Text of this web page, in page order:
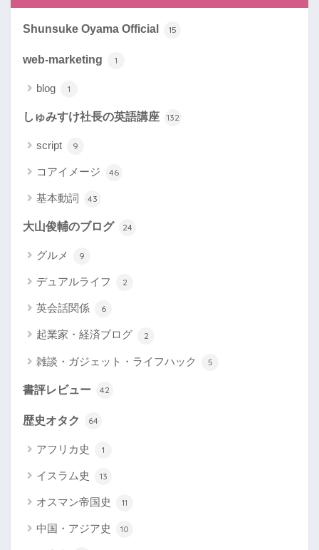
Shunsuke Oyama Official 15
web-marketing 1
blog 1
しゅみすけ社長の英語講座 132
script 9
コアイメージ 46
基本動詞 43
大山俊輔のブログ 24
グルメ 9
デュアルライフ 2
英会話関係 6
起業家・経済ブログ 2
雑談・ガジェット・ライフハック 5
書評レビュー 42
歴史オタク 64
アフリカ史 1
イスラム史 13
オスマン帝国史 11
中国・アジア史 10